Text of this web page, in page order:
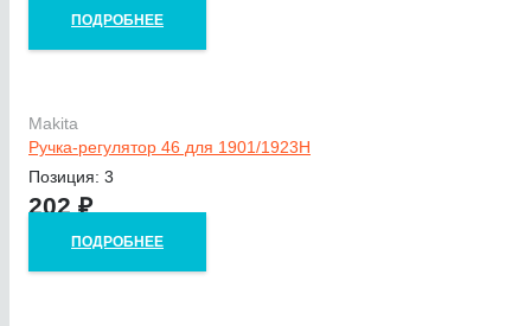
ПОДРОБНЕЕ
Makita
Ручка-регулятор 46 для 1901/1923Н
Позиция: 3
202₽
ПОДРОБНЕЕ